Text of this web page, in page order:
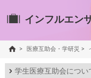
インフルエン
> 医療互助会・学研災 >
学生医療互助会につい